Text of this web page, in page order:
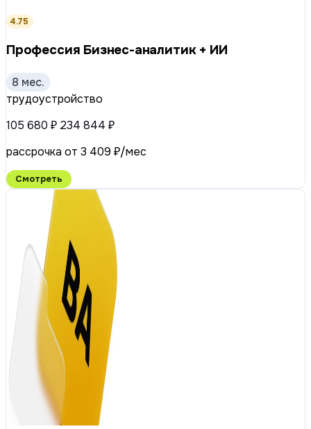
4.75
Профессия Бизнес-аналитик + ИИ
8 мес.
трудоустройство
105 680 ₽ 234 844 ₽
рассрочка от 3 409 ₽/мес
Смотреть